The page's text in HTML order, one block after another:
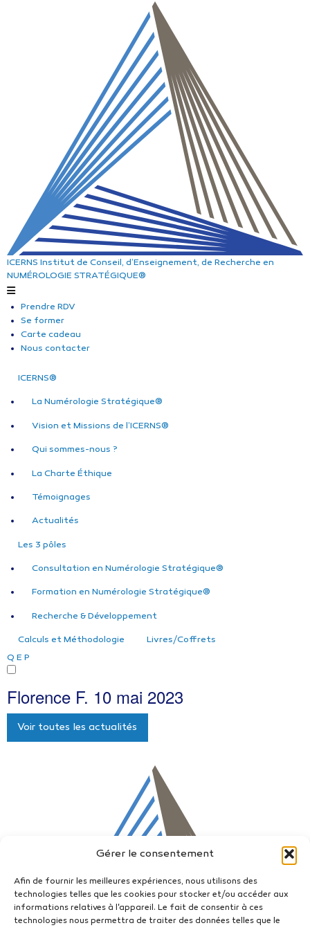
Gérer le consentement
Afin de fournir les meilleures expériences, nous utilisons des
technologies telles que les cookies pour stocker et/ou accéder aux
informations relatives à l'appareil. Le fait de consentir à ces
technologies nous permettra de traiter des données telles que le
ICERNS Institut de Conseil, d’Enseignement, de Recherche en
NUMÉROLOGIE STRATÉGIQUE®
Prendre RDV
Se former
Carte cadeau
Nous contacter
ICERNS®
La Numérologie Stratégique®
Vision et Missions de l’ICERNS®
Qui sommes-nous ?
La Charte Éthique
Témoignages
Actualités
Les 3 pôles
Consultation en Numérologie Stratégique®
Formation en Numérologie Stratégique®
Recherche & Développement
Calculs et Méthodologie
Livres/Coffrets
Q E P
Florence F. 10 mai 2023
Voir toutes les actualités